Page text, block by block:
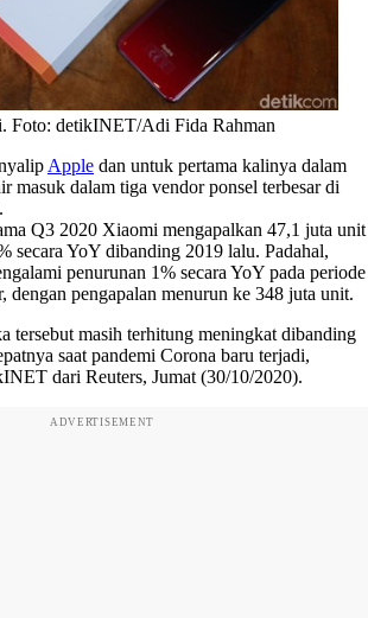
Foto: detikINET/Adi Fida Rahman
Apple dan untuk pertama kalinya dalam
masuk dalam tiga vendor ponsel terbesar di
Q3 2020 Xiaomi mengapalkan 47,1 juta unit
secara YoY dibanding 2019 lalu. Padahal,
penurunan 1% secara YoY pada periode
dengan pengapalan menurun ke 348 juta unit.
tersebut masih terhitung meningkat dibanding
saat pandemi Corona baru terjadi,
dari Reuters, Jumat (30/10/2020).
ADVERTISEMENT